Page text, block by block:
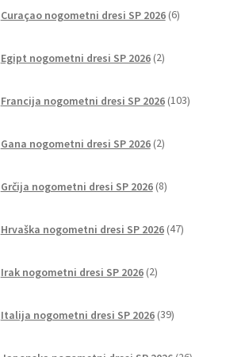
Curaçao nogometni dresi SP 2026 6izdelkov
Egipt nogometni dresi SP 2026 2izdelka
Francija nogometni dresi SP 2026 103izdelki
Gana nogometni dresi SP 2026 2izdelka
Grčija nogometni dresi SP 2026 8izdelkov
Hrvaška nogometni dresi SP 2026 47izdelkov
Irak nogometni dresi SP 2026 2izdelka
Italija nogometni dresi SP 2026 39izdelkov